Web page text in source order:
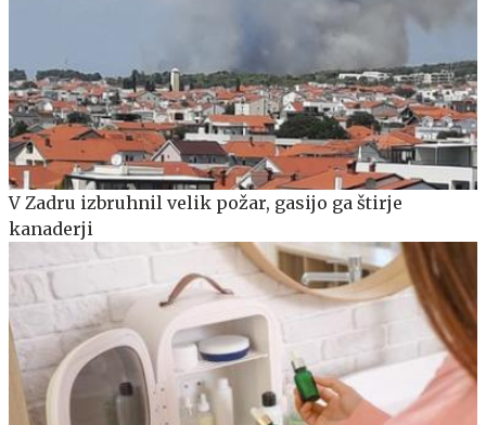
V Zadru izbruhnil velik požar, gasijo ga štirje
kanaderji